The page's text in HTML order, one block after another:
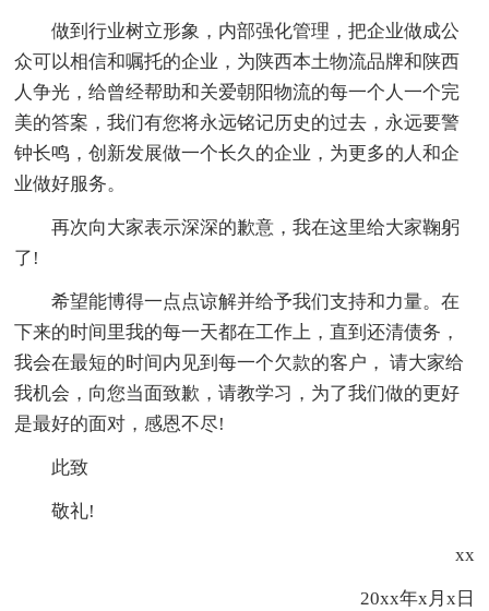
做到行业树立形象，内部强化管理，把企业做成公
众可以相信和嘱托的企业，为陕西本土物流品牌和陕西
人争光，给曾经帮助和关爱朝阳物流的每一个人一个完
美的答案，我们有您将永远铭记历史的过去，永远要警
钟长鸣，创新发展做一个长久的企业，为更多的人和企
业做好服务。
再次向大家表示深深的歉意，我在这里给大家鞠躬
了!
希望能博得一点点谅解并给予我们支持和力量。在
下来的时间里我的每一天都在工作上，直到还清债务，
我会在最短的时间内见到每一个欠款的客户， 请大家给
我机会，向您当面致歉，请教学习，为了我们做的更好
是最好的面对，感恩不尽!
此致
敬礼!
xx
20xx年x月x日